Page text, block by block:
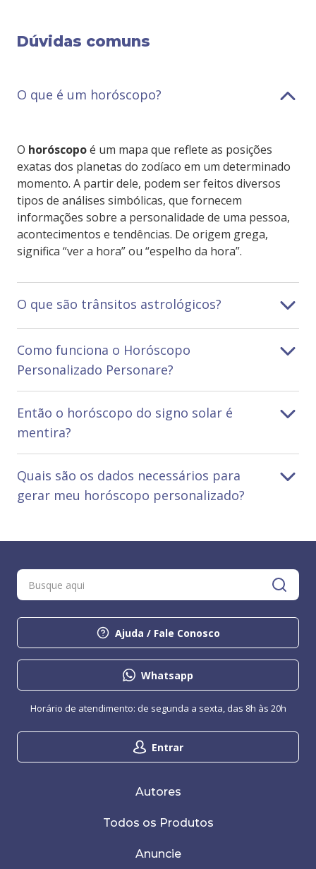
Dúvidas comuns
O que é um horóscopo?
O horóscopoé um mapa que reflete as posições
exatas dos planetas do zodíaco em um determinado
momento. A partir dele, podem ser feitos diversos
tipos de análises simbólicas, que fornecem
informações sobre a personalidade de uma pessoa,
acontecimentos e tendências. De origem grega,
significa “ver a hora” ou “espelho da hora”.
O que são trânsitos astrológicos?
Como funciona o Horóscopo
Personalizado Personare?
Então o horóscopo do signo solar é
mentira?
Quais são os dados necessários para
gerar meu horóscopo personalizado?
Ajuda / Fale Conosco
Whatsapp
Entrar
Horário de atendimento: de segunda a sexta, das 8h às 20h
Autores
Todos os Produtos
Anuncie